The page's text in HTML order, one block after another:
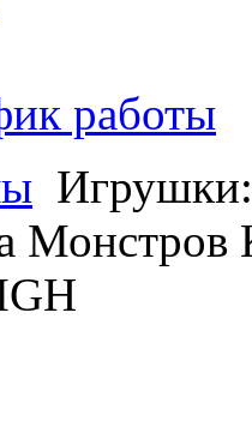
работы
Монстров